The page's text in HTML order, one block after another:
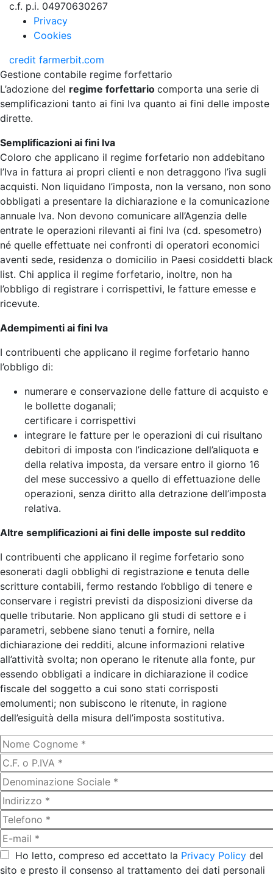
c.f. p.i. 04970630267
Privacy
Cookies
credit farmerbit.com
Gestione contabile regime forfettario
L’adozione del regime forfettario comporta una serie di
semplificazioni tanto ai fini Iva quanto ai fini delle imposte
dirette.
Semplificazioni ai fini Iva
Coloro che applicano il regime forfetario non addebitano
l’Iva in fattura ai propri clienti e non detraggono l’iva sugli
acquisti. Non liquidano l’imposta, non la versano, non sono
obbligati a presentare la dichiarazione e la comunicazione
annuale Iva. Non devono comunicare all’Agenzia delle
entrate le operazioni rilevanti ai fini Iva (cd. spesometro)
né quelle effettuate nei confronti di operatori economici
aventi sede, residenza o domicilio in Paesi cosiddetti black
list. Chi applica il regime forfetario, inoltre, non ha
l’obbligo di registrare i corrispettivi, le fatture emesse e
ricevute.
Adempimenti ai fini Iva
I contribuenti che applicano il regime forfetario hanno
l’obbligo di:
numerare e conservazione delle fatture di acquisto e
le bollette doganali;
certificare i corrispettivi
integrare le fatture per le operazioni di cui risultano
debitori di imposta con l’indicazione dell’aliquota e
della relativa imposta, da versare entro il giorno 16
del mese successivo a quello di effettuazione delle
operazioni, senza diritto alla detrazione dell’imposta
relativa.
Altre semplificazioni ai fini delle imposte sul reddito
I contribuenti che applicano il regime forfetario sono
esonerati dagli obblighi di registrazione e tenuta delle
scritture contabili, fermo restando l’obbligo di tenere e
conservare i registri previsti da disposizioni diverse da
quelle tributarie. Non applicano gli studi di settore e i
parametri, sebbene siano tenuti a fornire, nella
dichiarazione dei redditi, alcune informazioni relative
all’attività svolta; non operano le ritenute alla fonte, pur
essendo obbligati a indicare in dichiarazione il codice
fiscale del soggetto a cui sono stati corrisposti
emolumenti; non subiscono le ritenute, in ragione
dell’esiguità della misura dell’imposta sostitutiva.
Ho letto, compreso ed accettato la Privacy Policy del
sito e presto il consenso al trattamento dei dati personali